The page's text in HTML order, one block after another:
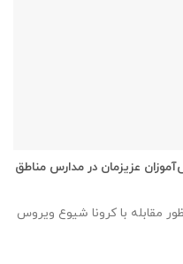
عزیزمان در مدارس مناطق
مقابله با کرونا شیوع ویروس